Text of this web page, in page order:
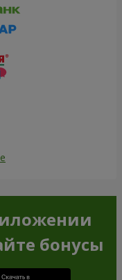
бонусы